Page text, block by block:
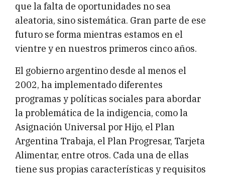
que la falta de oportunidades no sea
aleatoria, sino sistemática. Gran parte de ese
futuro se forma mientras estamos en el
vientre y en nuestros primeros cinco años.
El gobierno argentino desde al menos el
2002, ha implementado diferentes
programas y políticas sociales para abordar
la problemática de la indigencia, como la
Asignación Universal por Hijo, el Plan
Argentina Trabaja, el Plan Progresar, Tarjeta
Alimentar, entre otros. Cada una de ellas
tiene sus propias características y requisitos